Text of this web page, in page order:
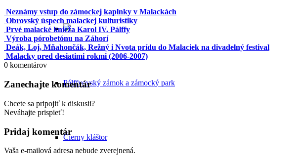
Pálffyovský zámok a zámocký park
Čierny kláštor
Neznámy vstup do zámockej kaplnky v Malackách
Obrovský úspech malackej kulturistiky
Prvé malacké knieža Karol IV. Pálffy
Výroba pórobetónu na Záhorí
Deák, Loj, Mňahončák, Režný i Nvota prídu do Malaciek na divadelný festival
Malacky pred desiatimi rokmi (2006-2007)
0 komentárov
Zanechajte komentár
Chcete sa pripojiť k diskusii?
Neváhajte prispieť!
Pridaj komentár
Vaša e-mailová adresa nebude zverejnená.